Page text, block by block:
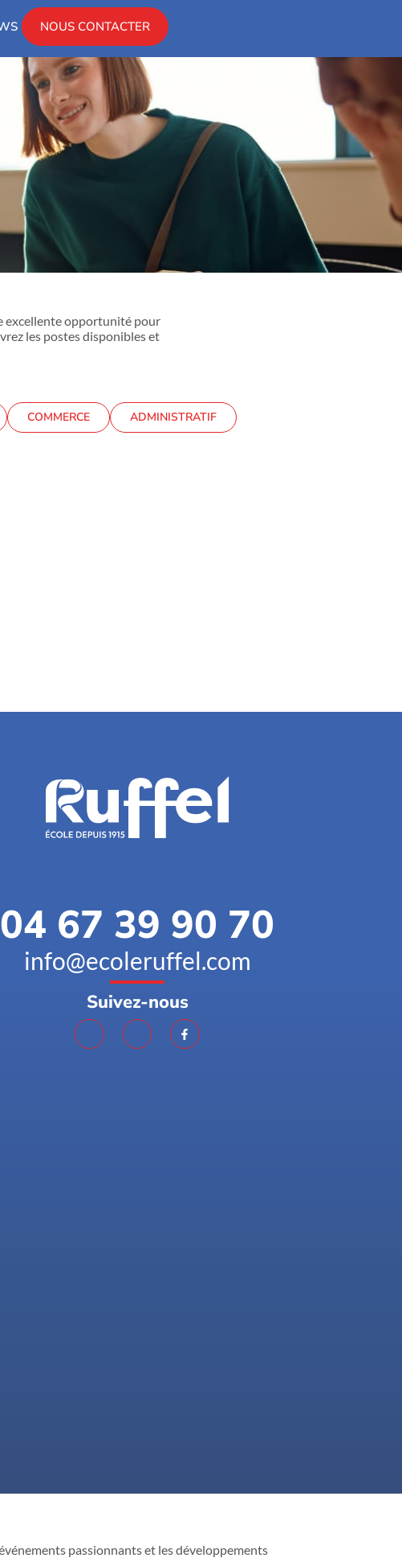
NOUS CONTACTER
excellente opportunité pour
les postes disponibles et
COMMERCE ADMINISTRATIF
04 67 39 90 70
info@ecoleruffel.com
Suivez-nous
passionnants et les développements